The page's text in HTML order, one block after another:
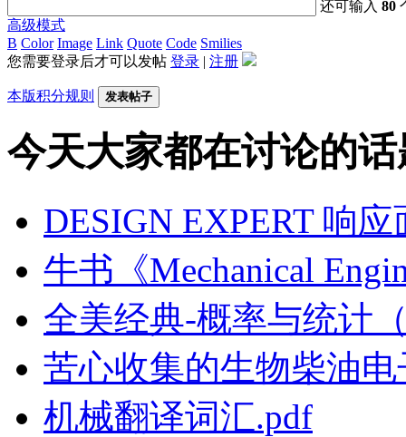
还可输入80
高级模式
B Color Image Link Quote Code Smilies
您需要登录后才可以发帖 登录 | 注册
本版积分规则 发表帖子
今天大家都在讨论的话
DESIGN EXPERT 响
牛书《Mechanical
全美经典-概率与统计
苦心收集的生物柴油电
机械翻译词汇.pdf